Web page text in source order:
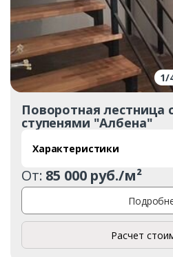
1/
Поворотная лестница
ступенями "Албена"
Характеристики
От: 85 000 руб./м²
Расчет